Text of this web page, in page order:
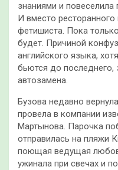
знаниями и повеселила
И вместо ресторанного
фетишиста. Пока
будет. Причиной
английского языка,
бьются до
автозамена.
Бузова недавно
провела в компании
Мартынова. Парочка
отправилась на пляжи
поющая ведущая
ужинала при свечах и